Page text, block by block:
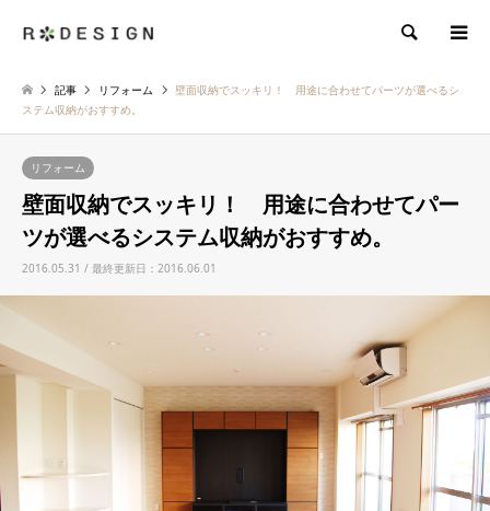
検索
記事 リフォーム
壁面収納でスッキリ！ 用途に合わせてパーツが選べるシ
ステム収納がおすすめ。
リフォーム
壁面収納でスッキリ！ 用途に合わせてパー
ツが選べるシステム収納がおすすめ。
2016.05.31 / 最終更新日：2016.06.01